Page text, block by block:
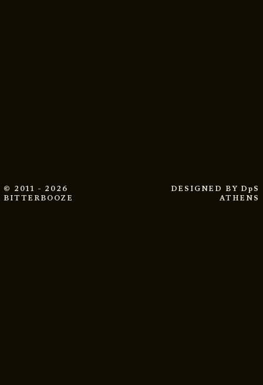
© 2011 - 2026
BITTERBOOZE
DESIGNED BY DpS
ATHENS